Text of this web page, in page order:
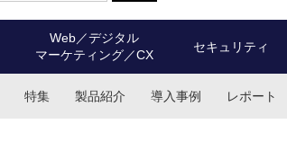
Web／デジタル
マーケティング／CX
セキュリティ
特集 製品紹介 導入事例 レポート